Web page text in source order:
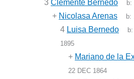
3 Clemente Bernedo b:
+ Nicolasa Arenas b:
4 Luisa Bernedo b:
1895
+ Mariano de la
22 DEC 1864